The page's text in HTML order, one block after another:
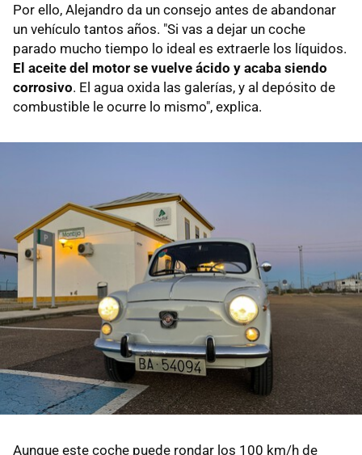
Por ello, Alejandro da un consejo antes de abandonar
un vehículo tantos años. "Si vas a dejar un coche
parado mucho tiempo lo ideal es extraerle los líquidos.
El aceite del motor se vuelve ácido y acaba siendo
corrosivo. El agua oxida las galerías, y al depósito de
combustible le ocurre lo mismo", explica.
Aunque este coche puede rondar los 100 km/h de